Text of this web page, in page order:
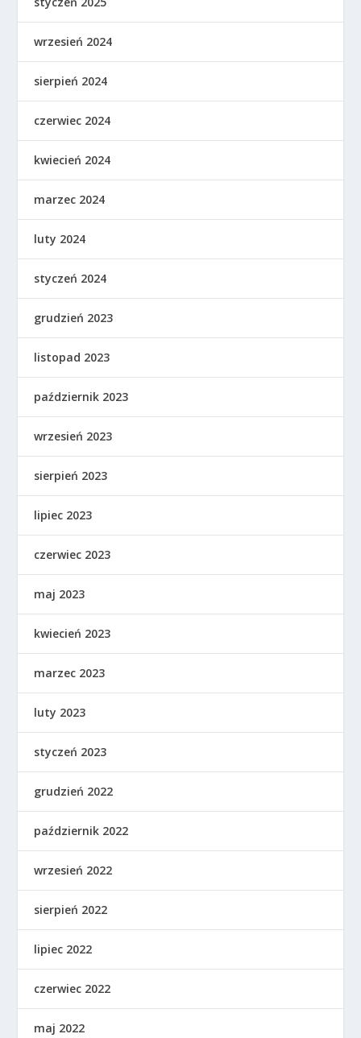
wrzesień 2024
sierpień 2024
czerwiec 2024
kwiecień 2024
marzec 2024
luty 2024
styczeń 2024
grudzień 2023
listopad 2023
październik 2023
wrzesień 2023
sierpień 2023
lipiec 2023
czerwiec 2023
maj 2023
kwiecień 2023
marzec 2023
luty 2023
styczeń 2023
grudzień 2022
październik 2022
wrzesień 2022
sierpień 2022
lipiec 2022
czerwiec 2022
maj 2022